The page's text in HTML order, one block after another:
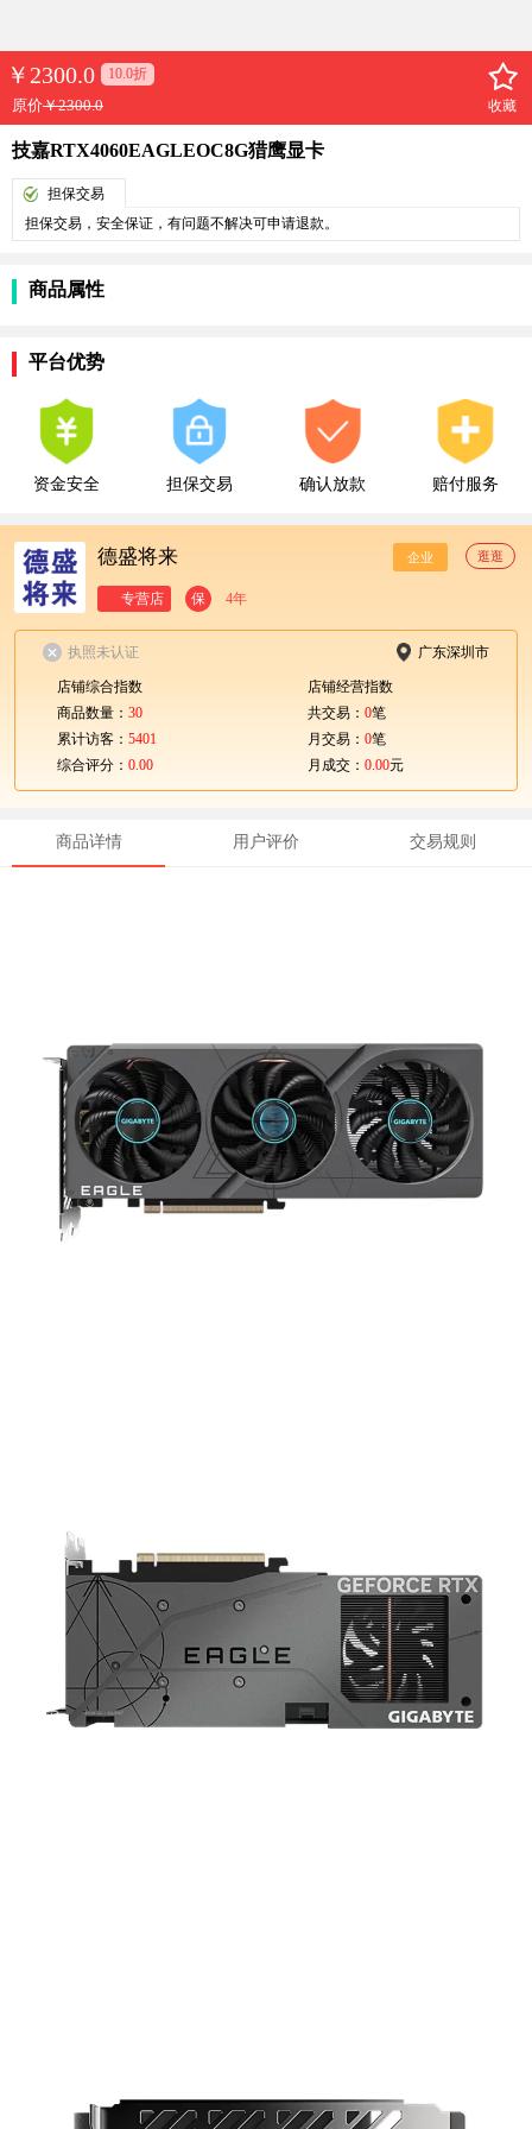
￥ 2300.0 10.0折
原价￥2300.0 收藏
技嘉RTX4060EAGLEOC8G猎鹰显卡
担保交易
担保交易，安全保证，有问题不解决可申请退款。
商品属性
平台优势
资金安全 担保交易 确认放款 赔付服务
德盛将来 企业 逛逛
专营店 保 4年
执照未认证 广东深圳市
店铺综合指数
商品数量： 30
累计访客： 5401
综合评分： 0.00
店铺经营指数
共交易： 0笔
月交易： 0笔
月成交： 0.00元
商品详情 用户评价 交易规则